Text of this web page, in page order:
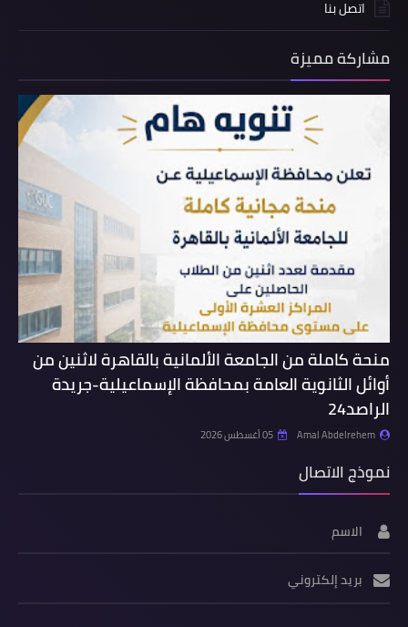
اتصل بنا
مشاركة مميزة
منحة كاملة من الجامعة الألمانية بالقاهرة لاثنين من
أوائل الثانوية العامة بمحافظة الإسماعيلية-جريدة
الراصد24
Amal Abdelrehem 05 أغسطس 2026
نموذج الاتصال
الاسم
بريد إلكتروني